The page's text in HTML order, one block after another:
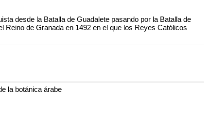
desde la Batalla de Guadalete pasando por la Batalla de
Reino de Granada en 1492 en el que los Reyes Católicos
la botánica árabe